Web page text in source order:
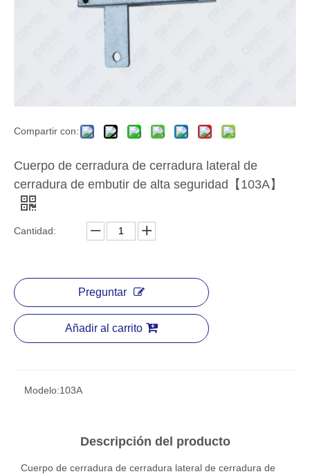
Compartir con:
Cuerpo de cerradura de cerradura lateral de
cerradura de embutir de alta seguridad【103A】
Cantidad:
Preguntar
Añadir al carrito
Modelo:103A
Descripción del producto
Cuerpo de cerradura de cerradura lateral de cerradura de